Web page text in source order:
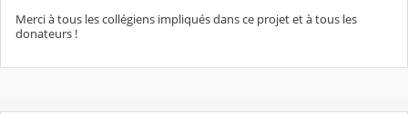
Merci à tous les collégiens impliqués dans ce projet et à tous les
donateurs !